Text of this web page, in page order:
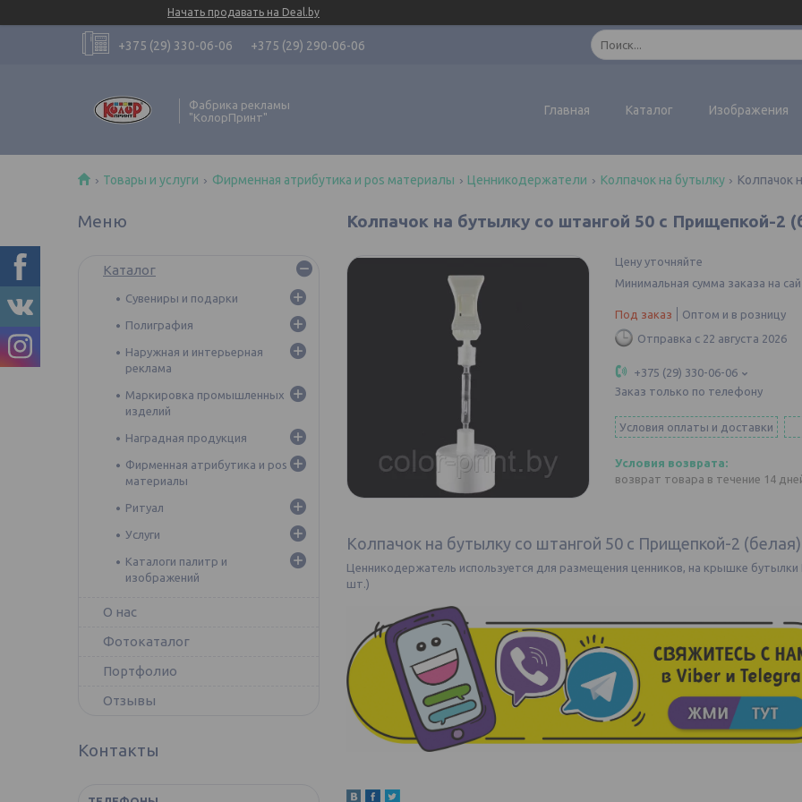
Начать продавать на Deal.by
+375 (29) 330-06-06 +375 (29) 290-06-06
Фабрика рекламы
"КолорПринт"
Главная Каталог Изображения
Товары и услуги Фирменная атрибутика и pos материалы Ценникодержатели Колпачок на бутылку Колпачок
Колпачок на бутылку со штангой 50 с Прищепкой-2
Цену уточняйте
Минимальная сумма заказа на
Под заказ
Оптом и в розницу
Отправка с 22 августа 2026
+375 (29) 330-06-06
Заказ только по телефону
Условия оплаты и доставки
возврат товара в течение 14
Колпачок на бутылку со штангой 50 с Прищепкой-2 (белая)
Ценникодержатель используется для размещения ценников, на крышке
шт.)
Каталог
Сувениры и подарки
Полиграфия
Наружная и интерьерная
реклама
Маркировка промышленных
изделий
Наградная продукция
Фирменная атрибутика и pos
материалы
Ритуал
Услуги
Каталоги палитр и
изображений
О нас
Фотокаталог
Портфолио
Отзывы
Контакты